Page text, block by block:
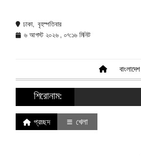
ঢাকা, বৃহস্পতিবার
৬ আগস্ট ২০২৬ , ০৭:১৬ মিনিট
বাংলাদেশ
শিরোনাম:
প্রচ্ছদ খেলা